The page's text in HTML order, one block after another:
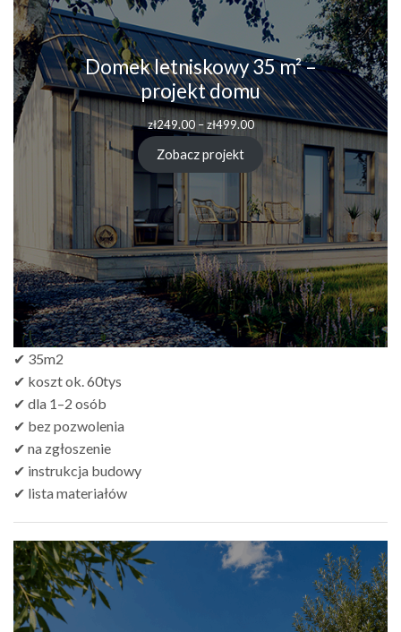
Domek letniskowy 35 m² –
projekt domu
zł249.00 – zł499.00
Zobacz projekt
✔ 35m2
✔ koszt ok. 60tys
✔ dla 1–2 osób
✔ bez pozwolenia
✔ na zgłoszenie
✔ instrukcja budowy
✔ lista materiałów